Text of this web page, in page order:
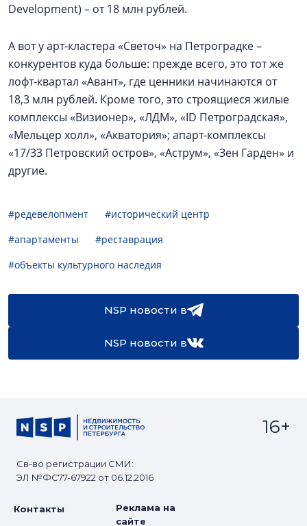
Development) – от 18 млн рублей.
А вот у арт-кластера «Светоч» на Петроградке –
конкурентов куда больше: прежде всего, это тот же
лофт-квартал «Авант», где ценники начинаются от
18,3 млн рублей. Кроме того, это строящиеся жилые
комплексы «Визионер», «ЛДМ», «ID Петроградская»,
«Мельцер холл», «Акватория»; апарт-комплексы
«17/33 Петровский остров», «Аструм», «Зен Гарден» и
другие.
#редевелопмент
#исторический центр
#апартаменты
#реставрация
#объекты культурного наследия
NSP новости в
NSP новости в
Св-во регистрации СМИ:
ЭЛ №ФС77-67922 от 06.12.2016
16+
Контакты
Реклама на
сайте